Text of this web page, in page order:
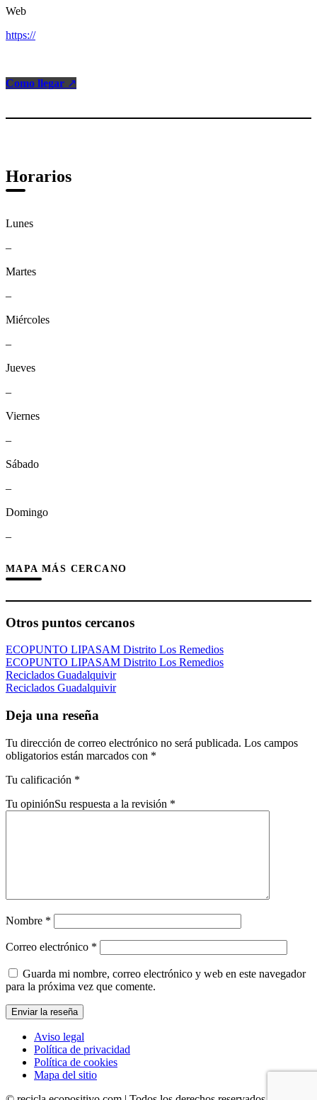
Web
https://
Como llegar ↗
Horarios
Lunes
–
Martes
–
Miércoles
–
Jueves
–
Viernes
–
Sábado
–
Domingo
–
MAPA MÁS CERCANO
Otros puntos cercanos
ECOPUNTO LIPASAM Distrito Los Remedios
ECOPUNTO LIPASAM Distrito Los Remedios
Reciclados Guadalquivir
Reciclados Guadalquivir
Deja una reseña
Tu dirección de correo electrónico no será publicada. Los campos
obligatorios están marcados con *
Tu calificación *
Tu opiniónSu respuesta a la revisión *
Nombre *
Correo electrónico *
Guarda mi nombre, correo electrónico y web en este navegador
para la próxima vez que comente.
Aviso legal
Política de privacidad
Política de cookies
Mapa del sitio